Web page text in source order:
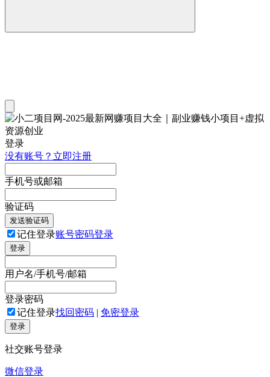
登录
没有账号？立即注册
手机号或邮箱
验证码
发送验证码
记住登录账号密码登录
登录
用户名/手机号/邮箱
登录密码
记住登录找回密码 | 免密登录
登录
社交账号登录
微信登录